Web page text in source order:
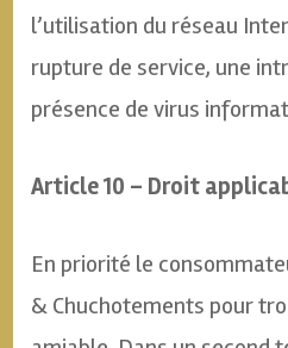
l’utilisation du réseau
rupture de service, une
présence de virus
Article 10 – Droit
En priorité le
& Chuchotements pour